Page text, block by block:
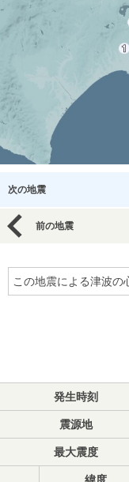
次の地震
前の地震
この地震による津波の
発生時刻
震源地
最大震度
緯度